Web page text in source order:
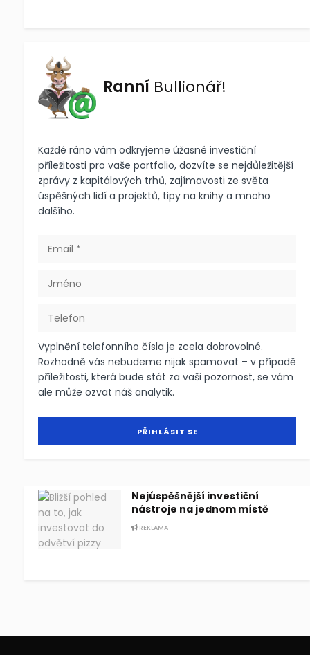
Ranní Bullionář!
Každé ráno vám odkryjeme úžasné investiční
příležitosti pro vaše portfolio, dozvíte se nejdůležitější
zprávy z kapitálových trhů, zajímavosti ze světa
úspěšných lidí a projektů, tipy na knihy a mnoho
dalšího.
Vyplnění telefonního čísla je zcela dobrovolné.
Rozhodně vás nebudeme nijak spamovat – v případě
příležitosti, která bude stát za vaši pozornost, se vám
ale může ozvat náš analytik.
Nejúspěšnější investiční
nástroje na jednom místě
REKLAMA